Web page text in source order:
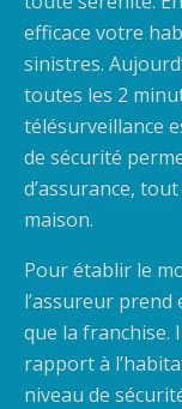
efficace votre
sinistres.
toutes les 2
télésurveillance
de sécurité
d’assurance,
maison.
Pour établir le
l’assureur
que la franchise.
rapport à
niveau de